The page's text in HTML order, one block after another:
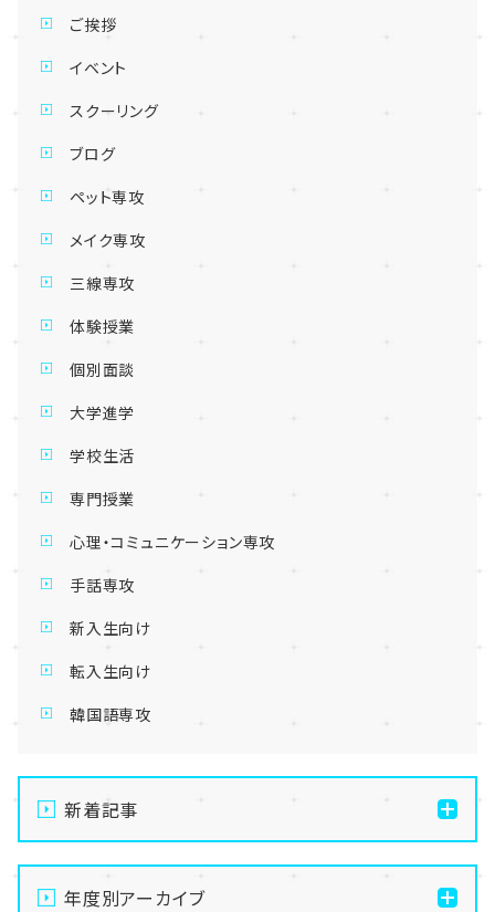
ご挨拶
イベント
スクーリング
ブログ
ペット専攻
メイク専攻
三線専攻
体験授業
個別面談
大学進学
学校生活
専門授業
心理・コミュニケーション専攻
手話専攻
新入生向け
転入生向け
韓国語専攻
新着記事
【札幌大通】夏祭りまであと8日！お化け屋敷準備👻ビ
ニール袋コーデが大人気！？✨
年度別アーカイブ